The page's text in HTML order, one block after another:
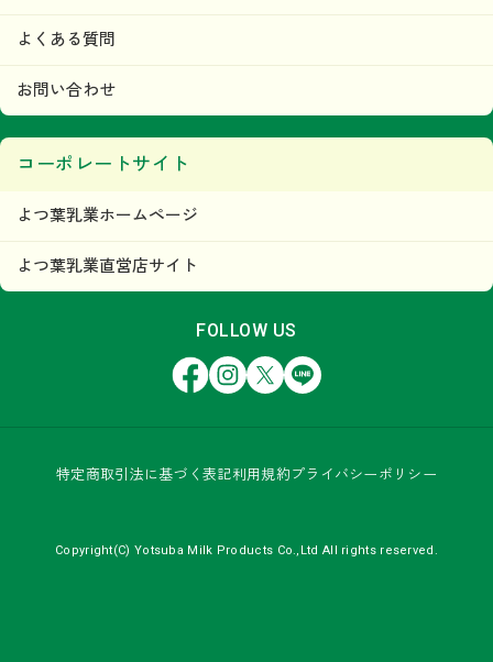
よくある質問
お問い合わせ
コーポレートサイト
よつ葉乳業ホームページ
よつ葉乳業直営店サイト
FOLLOW US
FacebookInstagram
X LINE
特定商取引法に基づく表記利用規約 プライバシーポリシー
Copyright(C) Yotsuba Milk Products Co.,Ltd All rights reserved.